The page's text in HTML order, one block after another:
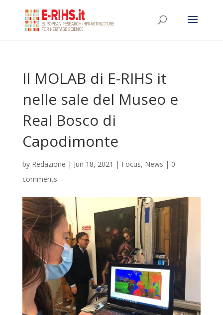
Il MOLAB di E-RIHS it
nelle sale del Museo e
Real Bosco di
Capodimonte
by Redazione | Jun 18, 2021 | Focus, News | 0
comments